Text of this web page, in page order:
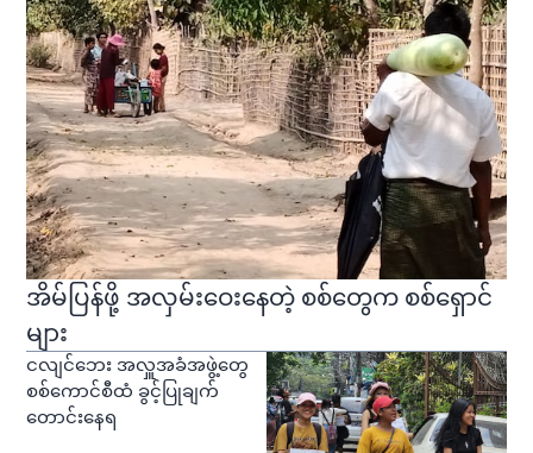
အိမ်ပြန်ဖို့ အလှမ်းဝေးနေတဲ့ စစ်တွေက စစ်ရှောင်
များ
ငလျင်ဘေး အလှူအခံအဖွဲ့တွေ
စစ်ကောင်စီထံ ခွင့်ပြုချက်
တောင်းနေရ